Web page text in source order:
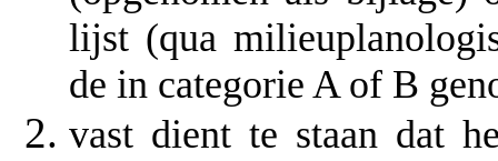
lijst (qua
de in categorie A of B
vast dient te staan dat